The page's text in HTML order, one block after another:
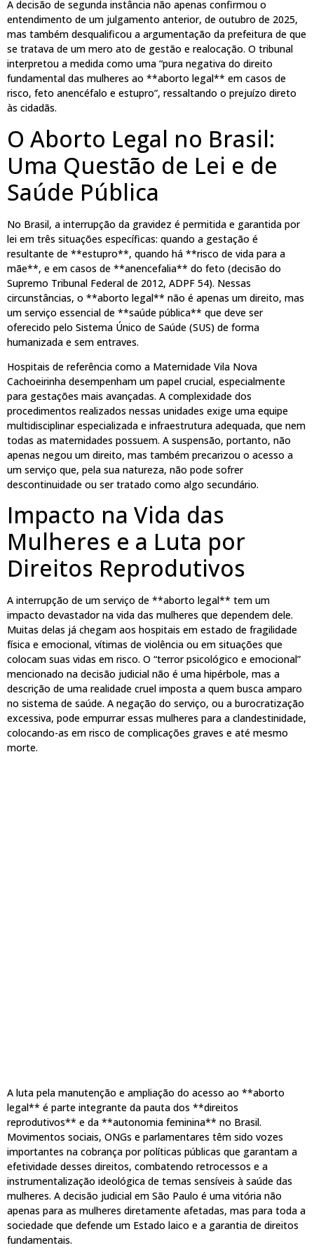
A decisão de segunda instância não apenas confirmou o
entendimento de um julgamento anterior, de outubro de 2025,
mas também desqualificou a argumentação da prefeitura de que
se tratava de um mero ato de gestão e realocação. O tribunal
interpretou a medida como uma “pura negativa do direito
fundamental das mulheres ao **aborto legal** em casos de
risco, feto anencéfalo e estupro”, ressaltando o prejuízo direto
às cidadãs.
O Aborto Legal no Brasil:
Uma Questão de Lei e de
Saúde Pública
No Brasil, a interrupção da gravidez é permitida e garantida por
lei em três situações específicas: quando a gestação é
resultante de **estupro**, quando há **risco de vida para a
mãe**, e em casos de **anencefalia** do feto (decisão do
Supremo Tribunal Federal de 2012, ADPF 54). Nessas
circunstâncias, o **aborto legal** não é apenas um direito, mas
um serviço essencial de **saúde pública** que deve ser
oferecido pelo Sistema Único de Saúde (SUS) de forma
humanizada e sem entraves.
Hospitais de referência como a Maternidade Vila Nova
Cachoeirinha desempenham um papel crucial, especialmente
para gestações mais avançadas. A complexidade dos
procedimentos realizados nessas unidades exige uma equipe
multidisciplinar especializada e infraestrutura adequada, que nem
todas as maternidades possuem. A suspensão, portanto, não
apenas negou um direito, mas também precarizou o acesso a
um serviço que, pela sua natureza, não pode sofrer
descontinuidade ou ser tratado como algo secundário.
Impacto na Vida das
Mulheres e a Luta por
Direitos Reprodutivos
A interrupção de um serviço de **aborto legal** tem um
impacto devastador na vida das mulheres que dependem dele.
Muitas delas já chegam aos hospitais em estado de fragilidade
física e emocional, vítimas de violência ou em situações que
colocam suas vidas em risco. O “terror psicológico e emocional”
mencionado na decisão judicial não é uma hipérbole, mas a
descrição de uma realidade cruel imposta a quem busca amparo
no sistema de saúde. A negação do serviço, ou a burocratização
excessiva, pode empurrar essas mulheres para a clandestinidade,
colocando-as em risco de complicações graves e até mesmo
morte.
A luta pela manutenção e ampliação do acesso ao **aborto
legal** é parte integrante da pauta dos **direitos
reprodutivos** e da **autonomia feminina** no Brasil.
Movimentos sociais, ONGs e parlamentares têm sido vozes
importantes na cobrança por políticas públicas que garantam a
efetividade desses direitos, combatendo retrocessos e a
instrumentalização ideológica de temas sensíveis à saúde das
mulheres. A decisão judicial em São Paulo é uma vitória não
apenas para as mulheres diretamente afetadas, mas para toda a
sociedade que defende um Estado laico e a garantia de direitos
fundamentais.